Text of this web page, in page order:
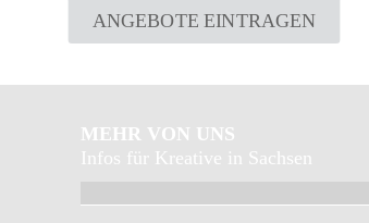
ANGEBOTE EINTRAGEN
MEHR VON UNS
Infos für Kreative in Sachsen